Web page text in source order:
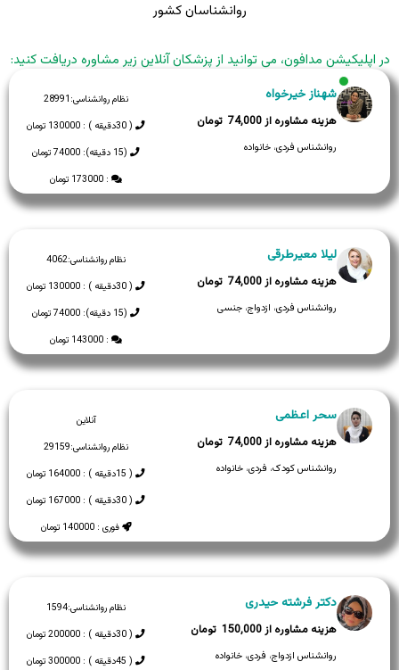
روانشناسان کشور
در اپلیکیشن مدافون، می توانید از پزشکان آنلاین زیر مشاوره دریافت کنید:
نظام روانشناسی:28991
( 30دقیقه ) : 130000 تومان
(15 دقیقه): 74000 تومان
: 173000 تومان
شهناز خیرخواه
74,000
روانشناس فردی، خانواده
نظام روانشناسی:4062
( 30دقیقه ) : 130000 تومان
(15 دقیقه): 74000 تومان
: 143000 تومان
لیلا معیرطرقی
74,000
روانشناس فردی، ازدواج، جنسی
آنلاین
نظام روانشناسی:29159
( 15دقیقه ) : 164000 تومان
( 30دقیقه ) : 167000 تومان
فوری : 140000 تومان
سحر اعظمی
74,000
روانشناس کودک، فردی، خانواده
نظام روانشناسی:1594
( 30دقیقه ) : 200000 تومان
( 45دقیقه ) : 300000 تومان
دکتر فرشته حیدری
150,000
روانشناس ازدواج، فردی، خانواده